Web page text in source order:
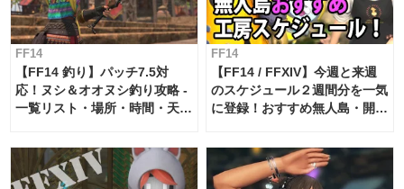
FF14
【FF14 釣り】パッチ7.5対
応！ヌシ＆オオヌシ釣り攻略 -
一覧リスト・場所・時間・天
FF14
【FF14 / FFXIV】今週と来週
のスケジュール２週間分を一気
に登録！おすすめ無人島・開拓
対応 / 毎週更新中】